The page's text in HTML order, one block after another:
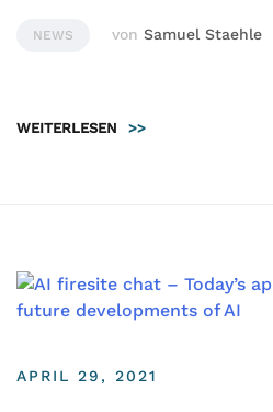
NEWS von Samuel Staehle
WEITERLESEN >>
APRIL 29, 2021